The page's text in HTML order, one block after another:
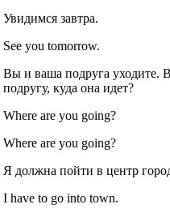
Увидимся завтра.
See you tomorrow.
Вы и ваша подруга уходите.
подругу, куда она идет?
Where are you going?
Where are you going?
Я должна пойти в центр
I have to go into town.